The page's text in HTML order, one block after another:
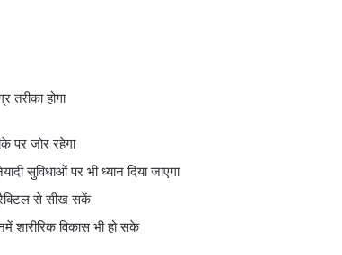
तरीका होगा
पर जोर रहेगा
सुविधाओं पर भी ध्यान दिया जाएगा
से सीख सकें
शारीरिक विकास भी हो सके